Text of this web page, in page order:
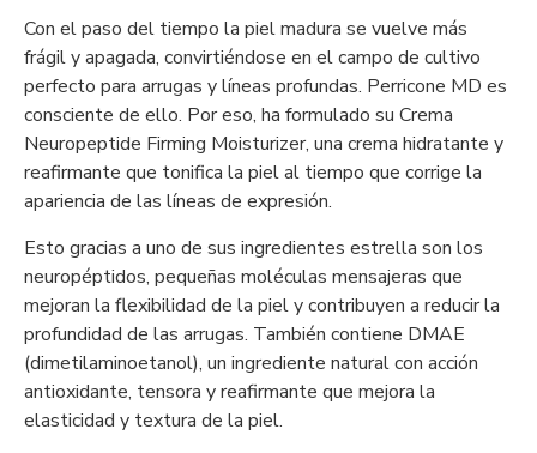
Con el paso del tiempo la piel madura se vuelve más
frágil y apagada, convirtiéndose en el campo de cultivo
perfecto para arrugas y líneas profundas. Perricone MD es
consciente de ello. Por eso, ha formulado su Crema
Neuropeptide Firming Moisturizer, una crema hidratante y
reafirmante que tonifica la piel al tiempo que corrige la
apariencia de las líneas de expresión.
Esto gracias a uno de sus ingredientes estrella son los
neuropéptidos, pequeñas moléculas mensajeras que
mejoran la flexibilidad de la piel y contribuyen a reducir la
profundidad de las arrugas. También contiene DMAE
(dimetilaminoetanol), un ingrediente natural con acción
antioxidante, tensora y reafirmante que mejora la
elasticidad y textura de la piel.